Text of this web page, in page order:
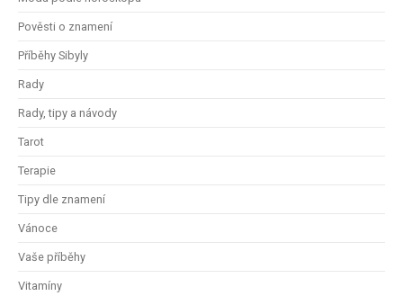
Pověsti o znamení
Příběhy Sibyly
Rady
Rady, tipy a návody
Tarot
Terapie
Tipy dle znamení
Vánoce
Vaše příběhy
Vitamíny